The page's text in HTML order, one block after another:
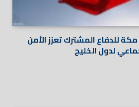
مكة للدفاع المشترك تعزز الأمن
لدول الخليج